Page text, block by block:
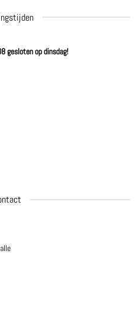
gesloten op dinsdag!